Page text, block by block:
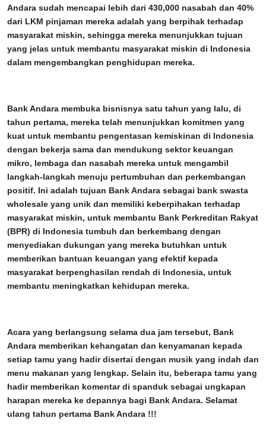
Andara sudah mencapai lebih dari 430,000 nasabah dan 40%
dari LKM pinjaman mereka adalah yang berpihak terhadap
masyarakat miskin, sehingga mereka menunjukkan tujuan
yang jelas untuk membantu masyarakat miskin di Indonesia
dalam mengembangkan penghidupan mereka.
Bank Andara membuka bisnisnya satu tahun yang lalu, di
tahun pertama, mereka telah menunjukkan komitmen yang
kuat untuk membantu pengentasan kemiskinan di Indonesia
dengan bekerja sama dan mendukung sektor keuangan
mikro, lembaga dan nasabah mereka untuk mengambil
langkah-langkah menuju pertumbuhan dan perkembangan
positif. Ini adalah tujuan Bank Andara sebagai bank swasta
wholesale yang unik dan memiliki keberpihakan terhadap
masyarakat miskin, untuk membantu Bank Perkreditan Rakyat
(BPR) di Indonesia tumbuh dan berkembang dengan
menyediakan dukungan yang mereka butuhkan untuk
memberikan bantuan keuangan yang efektif kepada
masyarakat berpenghasilan rendah di Indonesia, untuk
membantu meningkatkan kehidupan mereka.
Acara yang berlangsung selama dua jam tersebut, Bank
Andara memberikan kehangatan dan kenyamanan kepada
setiap tamu yang hadir disertai dengan musik yang indah dan
menu makanan yang lengkap. Selain itu, beberapa tamu yang
hadir memberikan komentar di spanduk sebagai ungkapan
harapan mereka ke depannya bagi Bank Andara. Selamat
ulang tahun pertama Bank Andara !!!